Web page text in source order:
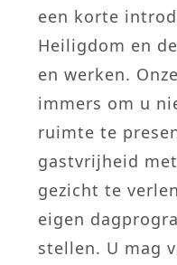
een korte
Heiligdom en
en werken.
immers om u
ruimte te
gastvrijheid
gezicht te
eigen
stellen. U mag